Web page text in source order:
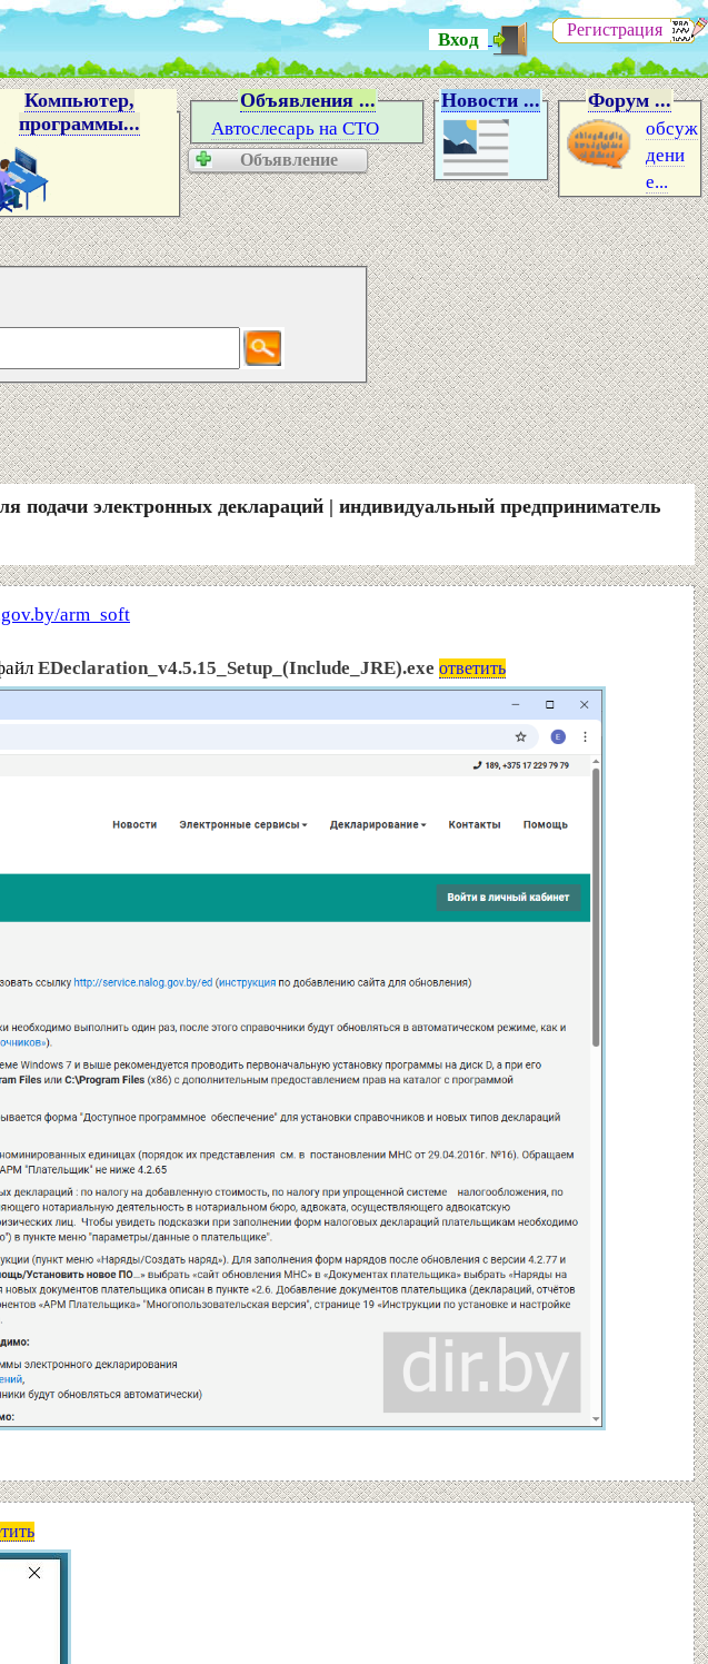
Вход Регистрация
Компьютер,
программы...
Объявления ...
Автослесарь на СТО
Объявление
Новости ... Форум ...
обсуж
дени
е...
электронных деклараций | индивидуальный предприниматель
arm_soft
EDeclaration_v4.5.15_Setup_(Include_JRE).exe ответить